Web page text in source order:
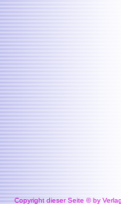
Copyright dieser Seite ©